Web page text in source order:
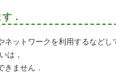
．
ネットワークを利用するなど
は，
きません．